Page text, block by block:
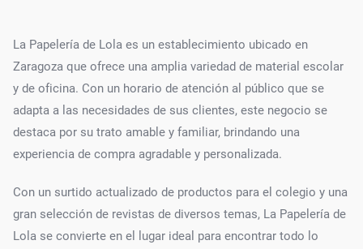
La Papelería de Lola es un establecimiento ubicado en
Zaragoza que ofrece una amplia variedad de material escolar
y de oficina. Con un horario de atención al público que se
adapta a las necesidades de sus clientes, este negocio se
destaca por su trato amable y familiar, brindando una
experiencia de compra agradable y personalizada.
Con un surtido actualizado de productos para el colegio y una
gran selección de revistas de diversos temas, La Papelería de
Lola se convierte en el lugar ideal para encontrar todo lo